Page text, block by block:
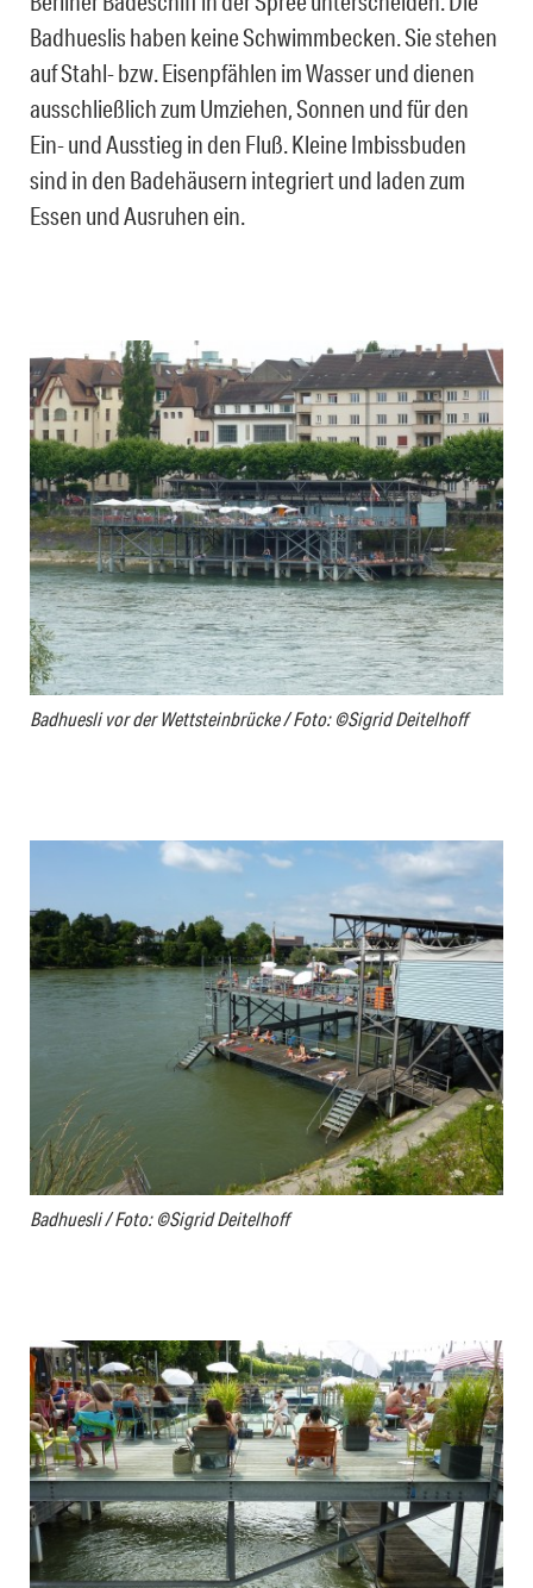
Badhueslis haben keine Schwimmbecken. Sie stehen
auf Stahl- bzw. Eisenpfählen im Wasser und dienen
ausschließlich zum Umziehen, Sonnen und für den
Ein- und Ausstieg in den Fluß. Kleine Imbissbuden
sind in den Badehäusern integriert und laden zum
Essen und Ausruhen ein.
Badhuesli vor der Wettsteinbrücke / Foto: ©Sigrid Deitelhoff
Badhuesli / Foto: ©Sigrid Deitelhoff